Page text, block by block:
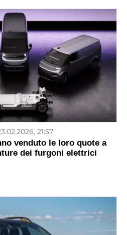
21:57
venduto le loro quote a
dei furgoni elettrici